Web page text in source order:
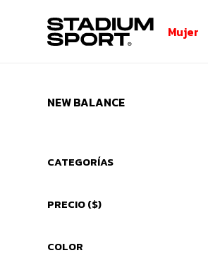
Mujer
NEW BALANCE
CATEGORÍAS
PRECIO($)
COLOR